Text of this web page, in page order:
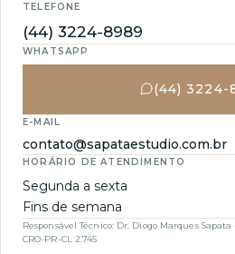
TELEFONE
(44) 3224-8989
WHATSAPP
(44) 3224-
E-MAIL
contato@sapataestudio.com.br
HORÁRIO DE ATENDIMENTO
Segunda a sexta
Fins de semana
Responsável Técnico: Dr. Diogo Marques Sapata
CRO-PR-CL 2.745